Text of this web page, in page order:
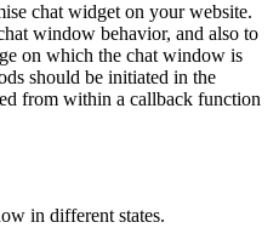
chat widget on your website.
window behavior, and also to
on which the chat window is
should be initiated in the
from within a callback function
in different states.